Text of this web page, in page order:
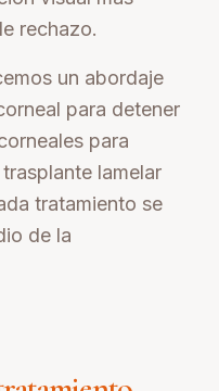
rechazo.
un abordaje
para detener
para
lamelar
tratamiento se
de la